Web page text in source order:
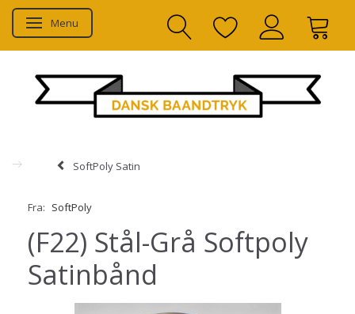
Skifte navigation
Menu
SoftPoly Satin
Fra: SoftPoly
(F22) Stål-Grå Softpoly
Satinbånd